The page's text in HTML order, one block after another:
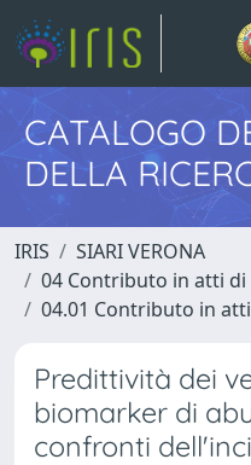
CATALOGO
DELLA
IRIS
SIARI VERONA
04 Contributo in atti di
04.01 Contributo in
Predittività dei
biomarker di
confronti